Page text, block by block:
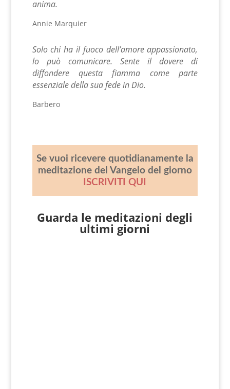
anima.
Annie Marquier
Solo chi ha il fuoco dell’amore appassionato,
lo può comunicare. Sente il dovere di
diffondere questa fiamma come parte
essenziale della sua fede in Dio.
Barbero
Se vuoi ricevere quotidianamente la
meditazione del Vangelo del giorno
ISCRIVITI QUI
Guarda le meditazioni degli
ultimi giorni